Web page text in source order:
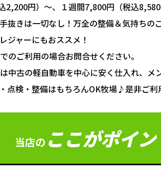
2,200円）～、１週間7,800円（税込
抜きは一切なし！万全の整備＆気持ち
ジャーにもおススメ！
のご利用の場合お問合せください。
中古の軽自動車を中心に安く仕入れ、
点検・整備はもちろんOK牧場♪是非ご利
当店の ここがポイン